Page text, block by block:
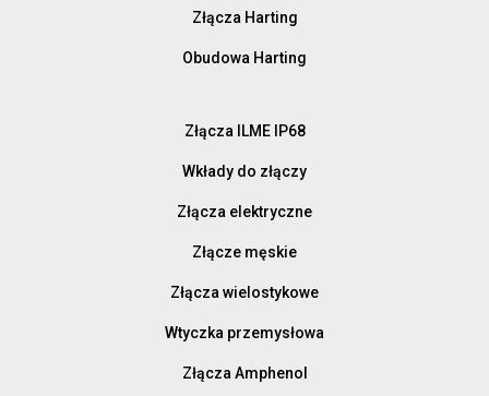
Złącza Harting
Obudowa Harting
Złącza ILME IP68
Wkłady do złączy
Złącza elektryczne
Złącze męskie
Złącza wielostykowe
Wtyczka przemysłowa
Złącza Amphenol